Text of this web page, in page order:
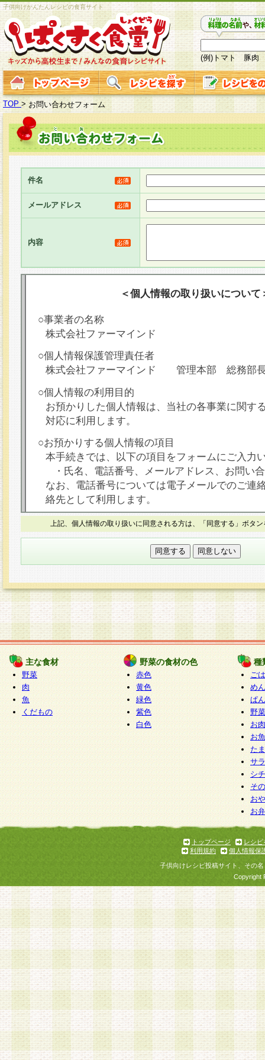
子供向けかんたんレシピの食育サイト
(例)トマト 豚肉
TOP > お問い合わせフォーム
件名
メールアドレス
内容
＜個人情報の取り扱いについて
○事業者の名称
株式会社ファーマインド
○個人情報保護管理責任者
株式会社ファーマインド 管理本部 総務部
○個人情報の利用目的
お預かりした個人情報は、当社の各事業に関す
対応に利用します。
○お預かりする個人情報の項目
本手続きでは、以下の項目をフォームにご入力
・氏名、電話番号、メールアドレス、お問い
なお、電話番号については電子メールでのご連
絡先として利用します。
○本人が容易に認識できない方法による個人情報
本フォームでは、セッション管理のためCookie
○個人情報の第三者提供について
力いただく個人情報は第三者に提供しません。
○個人情報の委託について
個人情報の取り扱いを外部に委託する場合は、
情報管理基準を満たす企業を選定して委託を行
が行われるよう監督します。
○開示対象個人情報の開示等および問い合わせ窓口
本人からの求めにより、当社が本件により取得
報の利用目的の通知・開示・内容の訂正・追加
停止・消去及び第三者への提供の禁止（以下、
といいます。）に応じます。
開示等に応じる窓口は以下になります。
ぱくすく食堂個人情報お客様相談窓口 paku-
m
個人情報を与えることは任意ですが、個人情報
意をいただけない場合には、当社のサービスの
お問い合わせ・ご相談への対応ができない場合
上記、個人情報の取り扱いに同意される方は、「同意する」ボタ
主な食材
野菜
肉
魚
くだもの
野菜の食材の色
赤色
黄色
緑色
紫色
白色
種
ご
めん
ぱん
野
お
お
た
サ
シ
そ
お
お
トップページ
レシピ
利用規約
個人情報保
子供向けレシピ投稿サイト、その
Copyright